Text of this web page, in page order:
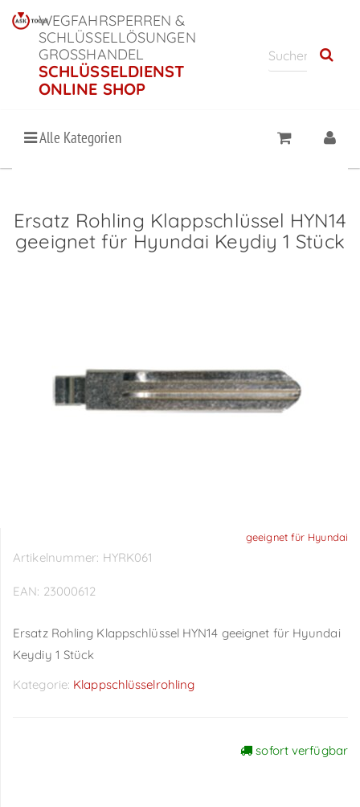
WEGFAHRSPERREN &
SCHLÜSSELLÖSUNGEN
GROSSHANDEL
SCHLÜSSELDIENST
ONLINE SHOP
Alle Kategorien
Ersatz Rohling Klappschlüssel HYN14
geeignet für Hyundai Keydiy 1 Stück
geeignet für Hyundai
Artikelnummer: HYRK061
EAN: 23000612
Ersatz Rohling Klappschlüssel HYN14 geeignet für Hyundai
Keydiy 1 Stück
Kategorie: Klappschlüsselrohling
sofort verfügbar